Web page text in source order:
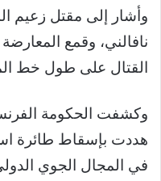
وأشار إلى مقتل زعيم
نافالني، وقمع
القتال على طول خط
وكشفت الحكومة
هددت بإسقاط طائرة
في المجال الجوي